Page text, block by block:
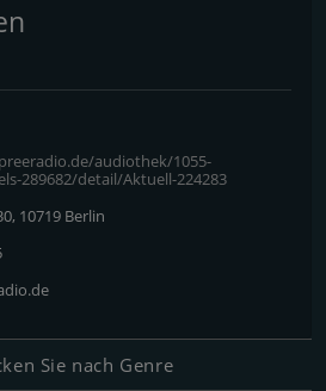
audiothek/1055-
289682/detail/Aktuell-224283
10719 Berlin
Sie nach Genre